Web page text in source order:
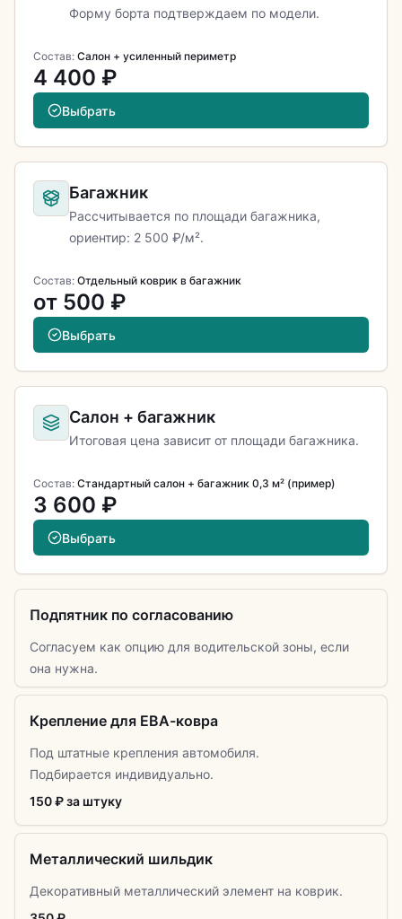
Форму борта подтверждаем по модели.
Состав: Салон + усиленный периметр
4 400 ₽
Выбрать
Багажник
Рассчитывается по площади багажника,
ориентир: 2 500 ₽/м².
Состав: Отдельный коврик в багажник
от 500 ₽
Выбрать
Салон + багажник
Итоговая цена зависит от площади багажника.
Состав: Стандартный салон + багажник 0,3 м² (пример)
3 600 ₽
Выбрать
Подпятник по согласованию
Согласуем как опцию для водительской зоны, если
она нужна.
Крепление для ЕВА-ковра
Под штатные крепления автомобиля.
Подбирается индивидуально.
150 ₽ за штуку
Металлический шильдик
Декоративный металлический элемент на коврик.